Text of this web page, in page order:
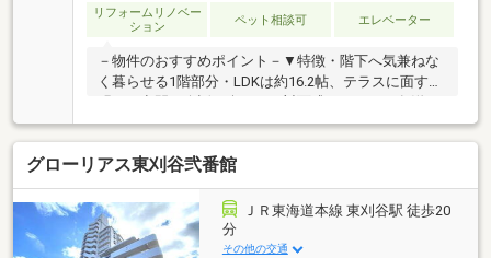
ため収納スペースには困りません！
リフォームリノベー
ション
ペット相談可 エレベーター
－物件のおすすめポイント－▼特徴・階下へ気兼ねな
く暮らせる1階部分・LDKは約16.2帖、テラスに面する
室・廊下に収納スペースを設置・防犯面に配慮された
オートロック付▼2026年8月室内リフォーム内容【水
回り】キッチン、浴室、洗面化粧台、トイレ【張替】
全室クロス、床材【その他】建具交換、配管更新、ハ
ウスクリーニング▼周辺環境・刈谷市立朝日小学校 徒
歩6分(約410m)・ピアゴ東刈谷店 徒歩7分(約550m)■ ご
希望の住まい探しをお手伝いします ━━━━━・・・
グローリアス東刈谷弐番館
ＪＲ東海道本線 東刈谷駅 徒歩20
分
その他の交通